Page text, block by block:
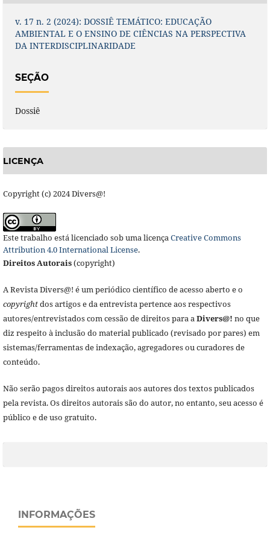
v. 17 n. 2 (2024): DOSSIÊ TEMÁTICO: EDUCAÇÃO
AMBIENTAL E O ENSINO DE CIÊNCIAS NA PERSPECTIVA
DA INTERDISCIPLINARIDADE
SEÇÃO
Dossiê
LICENÇA
Copyright (c) 2024 Divers@!
Este trabalho está licenciado sob uma licençaCreative Commons
Attribution 4.0 International License.
Direitos Autorais(copyright)
A Revista Divers@! é um periódico científico de acesso aberto e o
copyrightdos artigos e da entrevista pertence aos respectivos
autores/entrevistados com cessão de direitos para aDivers@! no que
diz respeito à inclusão do material publicado (revisado por pares) em
sistemas/ferramentas de indexação, agregadores ou curadores de
conteúdo.
Não serão pagos direitos autorais aos autores dos textos publicados
pela revista. Os direitos autorais são do autor, no entanto, seu acesso é
público e de uso gratuito.
INFORMAÇÕES